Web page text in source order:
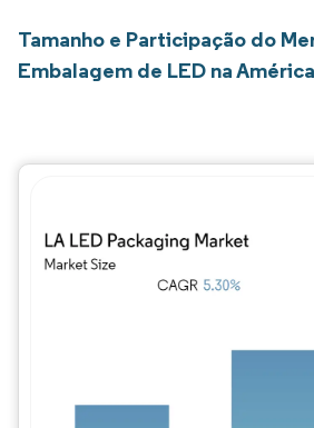
Tamanho e Participação do
Embalagem de LED na